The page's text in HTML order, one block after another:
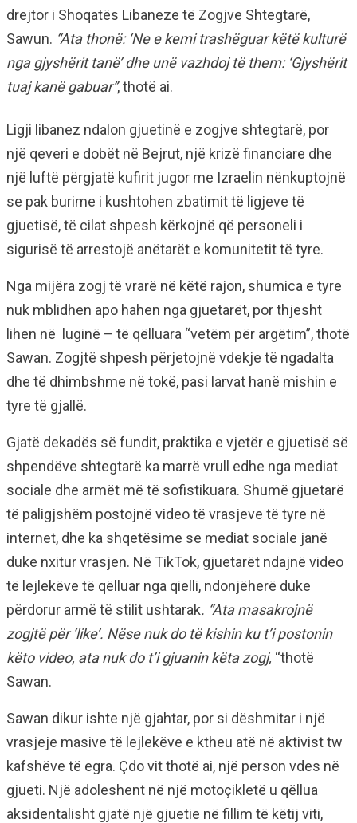
drejtor i Shoqatës Libaneze të Zogjve Shtegtarë,
Sawun. “Ata thonë: ‘Ne e kemi trashëguar këtë kulturë
nga gjyshërit tanë’ dhe unë vazhdoj të them: ‘Gjyshërit
tuaj kanë gabuar”, thotë ai.
Ligji libanez ndalon gjuetinë e zogjve shtegtarë, por
një qeveri e dobët në Bejrut, një krizë financiare dhe
një luftë përgjatë kufirit jugor me Izraelin nënkuptojnë
se pak burime i kushtohen zbatimit të ligjeve të
gjuetisë, të cilat shpesh kërkojnë që personeli i
sigurisë të arrestojë anëtarët e komunitetit të tyre.
Nga mijëra zogj të vrarë në këtë rajon, shumica e tyre
nuk mblidhen apo hahen nga gjuetarët, por thjesht
lihen në luginë – të qëlluara “vetëm për argëtim”, thotë
Sawan. Zogjtë shpesh përjetojnë vdekje të ngadalta
dhe të dhimbshme në tokë, pasi larvat hanë mishin e
tyre të gjallë.
Gjatë dekadës së fundit, praktika e vjetër e gjuetisë së
shpendëve shtegtarë ka marrë vrull edhe nga mediat
sociale dhe armët më të sofistikuara. Shumë gjuetarë
të paligjshëm postojnë video të vrasjeve të tyre në
internet, dhe ka shqetësime se mediat sociale janë
duke nxitur vrasjen. Në TikTok, gjuetarët ndajnë video
të lejlekëve të qëlluar nga qielli, ndonjëherë duke
përdorur armë të stilit ushtarak. “Ata masakrojnë
zogjtë për ‘like’. Nëse nuk do të kishin ku t’i postonin
këto video, ata nuk do t’i gjuanin këta zogj, “thotë
Sawan.
Sawan dikur ishte një gjahtar, por si dëshmitar i një
vrasjeje masive të lejlekëve e ktheu atë në aktivist tw
kafshëve të egra. Çdo vit thotë ai, një person vdes në
gjueti. Një adoleshent në një motoçikletë u qëllua
aksidentalisht gjatë një gjuetie në fillim të këtij viti,